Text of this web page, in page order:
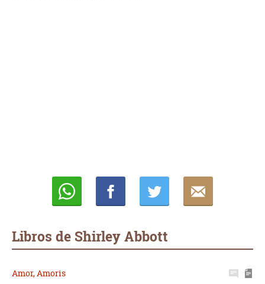
Libros de Shirley Abbott
Amor, Amoris